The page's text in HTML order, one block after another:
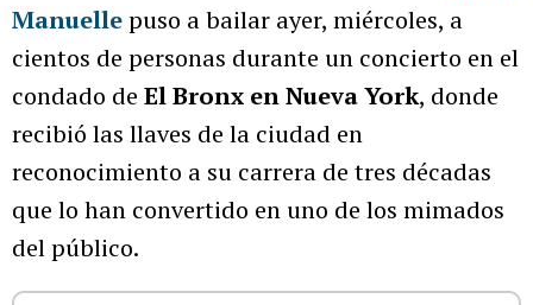
Manuellepuso a bailar ayer, miércoles, a
cientos de personas durante un concierto en el
condado de El Bronx en Nueva York, donde
recibió las llaves de la ciudad en
reconocimiento a su carrera de tres décadas
que lo han convertido en uno de los mimados
del público.